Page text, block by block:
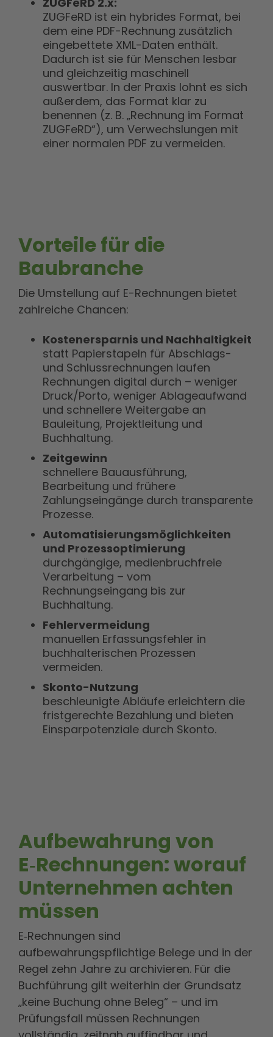
ZUGFeRD ist ein hybrides Format, bei
dem eine PDF-Rechnung zusätzlich
eingebettete XML-Daten enthält.
Dadurch ist sie für Menschen lesbar
und gleichzeitig maschinell
auswertbar. In der Praxis lohnt es sich
außerdem, das Format klar zu
benennen (z. B. „Rechnung im Format
ZUGFeRD“), um Verwechslungen mit
einer normalen PDF zu vermeiden.
Vorteile für die
Baubranche
Die Umstellung auf E-Rechnungen bietet
zahlreiche Chancen:
Kostenersparnis und Nachhaltigkeit
statt Papierstapeln für Abschlags-
und Schlussrechnungen laufen
Rechnungen digital durch – weniger
Druck/Porto, weniger Ablageaufwand
und schnellere Weitergabe an
Bauleitung, Projektleitung und
Buchhaltung.
Zeitgewinn
schnellere Bauausführung,
Bearbeitung und frühere
Zahlungseingänge durch transparente
Prozesse.
Automatisierungsmöglichkeiten
und Prozessoptimierung
durchgängige, medienbruchfreie
Verarbeitung – vom
Rechnungseingang bis zur
Buchhaltung.
Fehlervermeidung
manuellen Erfassungsfehler in
buchhalterischen Prozessen
vermeiden.
Skonto-Nutzung
beschleunigte Abläufe erleichtern die
fristgerechte Bezahlung und bieten
Einsparpotenziale durch Skonto.
Aufbewahrung von
E‑Rechnungen: worauf
Unternehmen achten
müssen
E‑Rechnungen sind
aufbewahrungspflichtige Belege und in der
Regel zehn Jahre zu archivieren. Für die
Buchführung gilt weiterhin der Grundsatz
„keine Buchung ohne Beleg“ – und im
Prüfungsfall müssen Rechnungen